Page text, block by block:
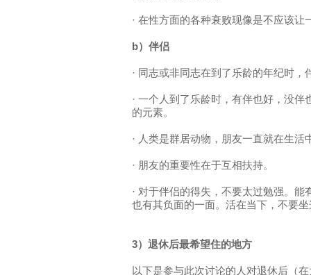
· 在性方面的各种衰败现像是不应该让
b）伴侣
· 同志或非同志在到了乐龄的年纪时，
· 一个人到了乐龄时，有伴也好，没
的元素。
· 人类是群居动物，朋友一直就在生活
· 朋友的重要性在于互相扶持。
· 对于伴侣的得失，不要太过勉强。
也有其负面的一面。活在当下，不要
3）退休后最希望住的地方
以下是参与此次讨论的人对退休后（